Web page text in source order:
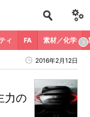
ィ FA 素材／化学
2016年2月12日
力の